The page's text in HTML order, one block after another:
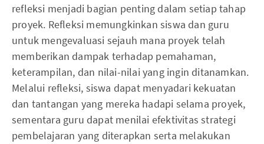
refleksi menjadi bagian penting dalam setiap tahap
proyek. Refleksi memungkinkan siswa dan guru
untuk mengevaluasi sejauh mana proyek telah
memberikan dampak terhadap pemahaman,
keterampilan, dan nilai-nilai yang ingin ditanamkan.
Melalui refleksi, siswa dapat menyadari kekuatan
dan tantangan yang mereka hadapi selama proyek,
sementara guru dapat menilai efektivitas strategi
pembelajaran yang diterapkan serta melakukan